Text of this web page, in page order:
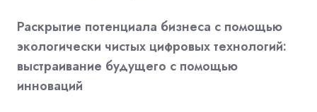
Раскрытие потенциала бизнеса с помощью
экологически чистых цифровых технологий:
выстраивание будущего с помощью
инноваций